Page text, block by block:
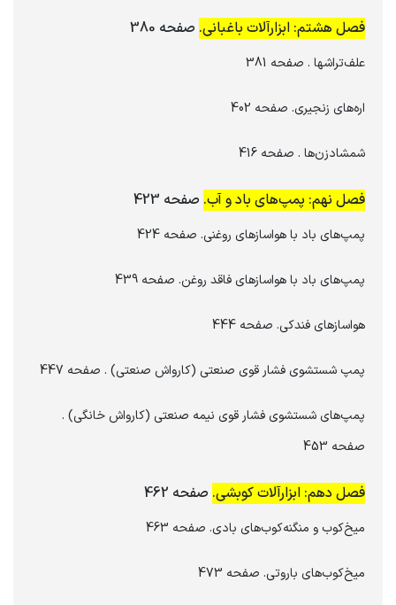
فصل هشتم: ابزارآلات باغبانی. صفحه 380
علف‌تراش‎ها . صفحه 381
اره‌های زنجیری. صفحه 402
شمشادزن‌ها . صفحه 416
فصل نهم: پمپ‌های باد و آب. صفحه 423
پمپ‌های باد با هواسازهای روغنی. صفحه 424
پمپ‌های باد با هواسازهای فاقد روغن. صفحه 439
هواسازهای فندکی. صفحه 444
پمپ شستشوی فشار قوی صنعتی (کارواش صنعتی) . صفحه 447
پمپ‌های شستشوی فشار قوی نیمه‌ صنعتی (کارواش خانگی) .
صفحه 453
فصل دهم: ابزارآلات کوبشی. صفحه 462
میخ‌کوب و منگنه‌کوب‌های بادی. صفحه 463
میخ‌کوب‌های باروتی. صفحه 473